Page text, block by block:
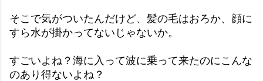
そこで気がついたんだけど、髪の毛はおろか、顔に
すら水が掛かってないじゃないか。
すごいよね？海に入って波に乗って来たのにこんな
のあり得ないよね？